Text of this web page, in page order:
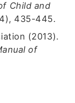
Child and
435-445.
(2013).
of